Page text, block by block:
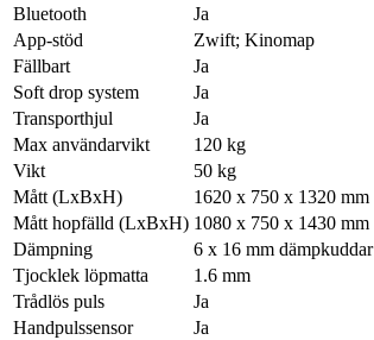
Bluetooth
Ja
App-stöd
Zwift; Kinomap
Fällbart
Ja
Soft drop system
Ja
Transporthjul
Ja
Max användarvikt
120 kg
Vikt
50 kg
Mått (LxBxH)
1620 x 750 x 1320 mm
Mått hopfälld (LxBxH) 1080 x 750 x 1430 mm
Dämpning
6 x 16 mm dämpkuddar
Tjocklek löpmatta
1.6 mm
Trådlös puls
Ja
Handpulssensor
Ja